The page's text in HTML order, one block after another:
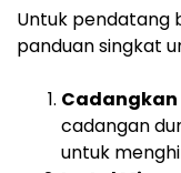
Untuk pendatang
panduan singkat
Cadangkan
cadangan
untuk